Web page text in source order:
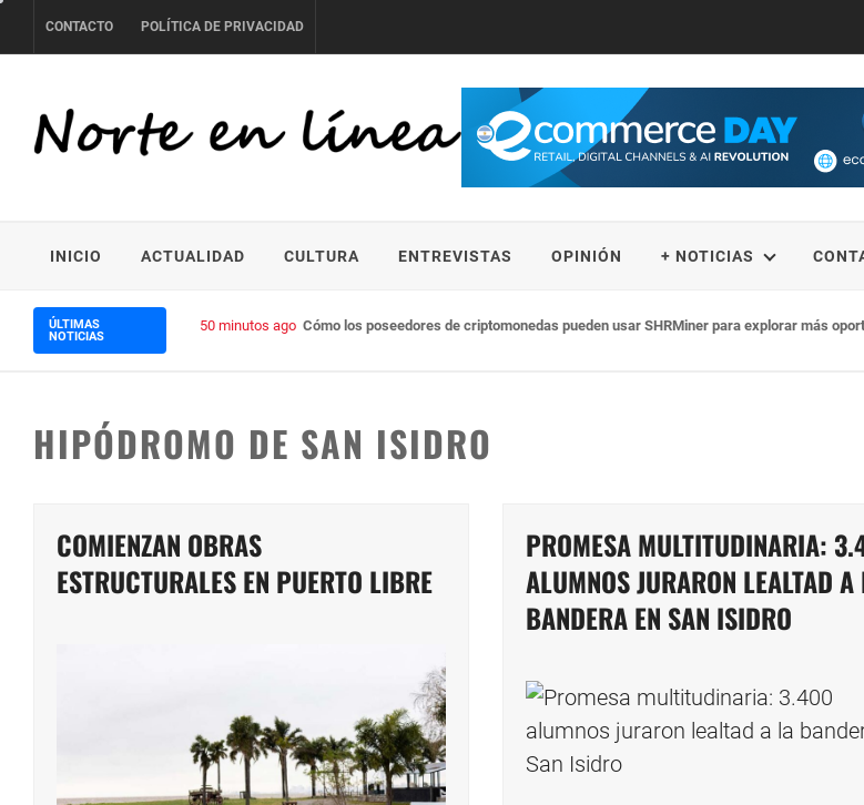
to
CONTACTO POLÍTICA DE PRIVACIDAD
INICIO ACTUALIDAD CULTURA ENTREVISTAS OPINIÓN + NOTICIAS
ÚLTIMAS
NOTICIAS
50 minutos ago Cómo los poseedores de criptomonedas pueden usar SHRMiner para explorar más
HIPÓDROMO DE SAN ISIDRO
COMIENZAN OBRAS
ESTRUCTURALES EN PUERTO LIBRE
PROMESA MULTITUDINARIA:
ALUMNOS JURARON LEALTAD A
BANDERA EN SAN ISIDRO